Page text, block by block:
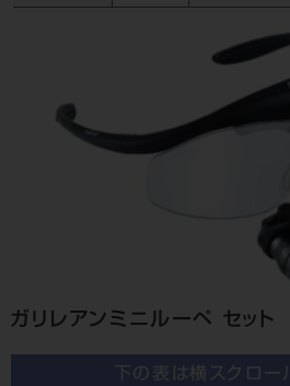
ガリレアンミニルーペ セット
下の表は横スクロー